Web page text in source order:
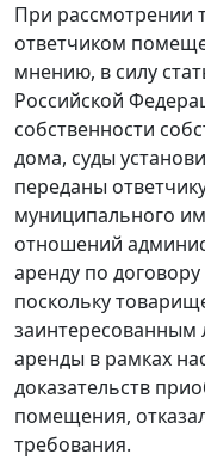
При рассмотрении
ответчиком
мнению, в силу
Российской
собственности
дома, суды
переданы
муниципального
отношений
аренду по
поскольку
аренды в рамках
доказательств
помещения,
требования.